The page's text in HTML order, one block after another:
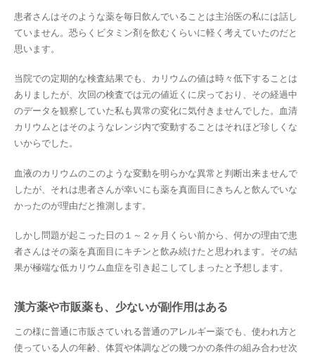
患者さんはそのような薬を毎日飲んでいることは主治医の私には話し
ていません。恐らくビタミン剤を飲むくらいに軽く考えていたのだと
思います。
当院での定期的な検査結果でも、カリウムの値は時々低下することは
ありましたが、次回の検査では元の値近くに戻っており、その経過中
のデータを観察していた私も異常の変化に気付きませんでした。血清
カリウムとはそのようなレンジ内で変動することはそれほど珍しくな
いからでした。
血液のカリウムのこのような変動を明らかな異常と判断出来ませんで
したが、それは患者さんが幸いにも薬を真面目にきちんと飲んでいな
かったのが理由だと推測します。
しかし問題が起こった日の１～２ヶ月くらい前から、何かの理由で患
者さんはその薬を真面目にキチンと飲み続けたと思われます。その結
果が極端な低カリウム血症を引き起こしてしまったと予想します。
漢方薬や市販薬も、少ないが副作用はある
この様に普通に市販さていれる普通のアレルギー薬でも、使われ方と
使っている人の年齢、体質や体調などの幾つかの条件の組み合わせ次